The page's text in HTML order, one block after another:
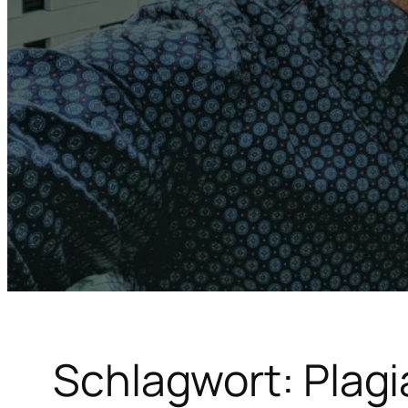
Schlagwort: